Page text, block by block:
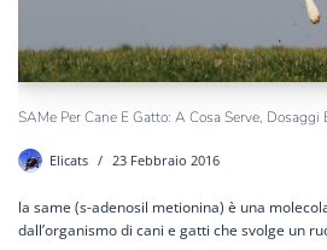
SAMe Per Cane E Gatto: A Cosa Serve,
Elicats 23 Febbraio 2016
la same (s-adenosil metionina) è una
dall’organismo di cani e gatti che svolge un